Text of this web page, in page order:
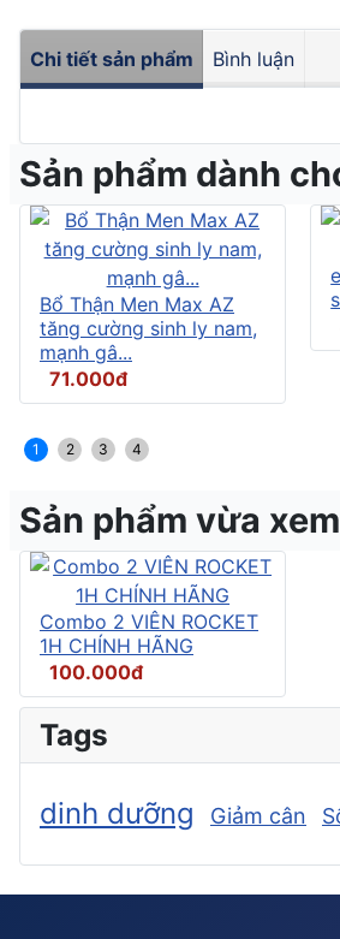
Chi tiết sản phẩm Bình luận
Sản phẩm dành
Bổ Thận Men Max AZ
tăng cường sinh ly nam,
mạnh gâ...
71.000đ
1 2 3 4
Sản phẩm vừa xem
Combo 2 VIÊN ROCKET
1H CHÍNH HÃNG
100.000đ
Tags
dinh dưỡng Giảm cân